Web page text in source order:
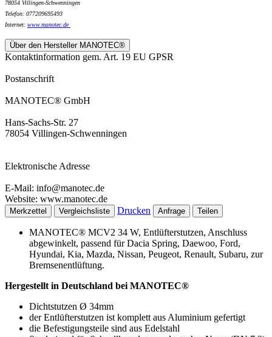
78054 Villingen-Schwenningen
Telefon: 077209695493
Internet: www.manotec.de
Über den Hersteller MANOTEC®
Kontaktinformation gem. Art. 19 EU GPSR
Postanschrift
MANOTEC® GmbH
Hans-Sachs-Str. 27
78054 Villingen-Schwenningen
Elektronische Adresse
E-Mail: info@manotec.de
Website: www.manotec.de
Merkzettel Vergleichsliste Drucken Anfrage Teilen
MANOTEC® MCV2 34 W, Entlüfterstutzen, Anschluss
abgewinkelt, passend für Dacia Spring, Daewoo, Ford,
Hyundai, Kia, Mazda, Nissan, Peugeot, Renault, Subaru, zur
Bremsenentlüftung.
Hergestellt in Deutschland bei MANOTEC®
Dichtstutzen Ø 34mm
der Entlüfterstutzen ist komplett aus Aluminium gefertigt
die Befestigungsteile sind aus Edelstahl